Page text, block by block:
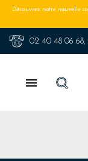
Découvrez notre nouvelle
02 40 48 06 68,
